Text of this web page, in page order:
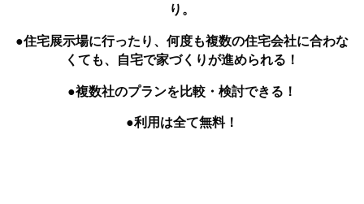
り。
●住宅展示場に行ったり、何度も複数の住宅会社に合わな
くても、自宅で家づくりが進められる！
●複数社のプランを比較・検討できる！
●利用は全て無料！